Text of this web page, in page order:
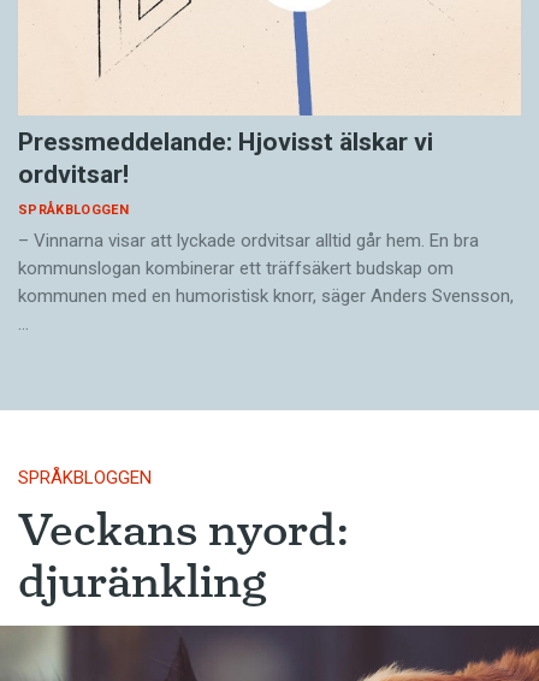
Pressmeddelande: Hjovisst älskar vi
ordvitsar!
SPRÅKBLOGGEN
– Vinnarna visar att lyckade ordvitsar alltid går hem. En bra
kommunslogan kombinerar ett träffsäkert budskap om
kommunen med en humoristisk knorr, säger Anders Svensson,
…
SPRÅKBLOGGEN
Veckans nyord:
djuränkling